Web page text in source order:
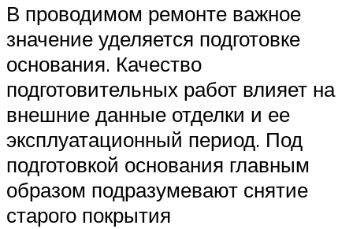
В проводимом ремонте важное
значение уделяется подготовке
основания. Качество
подготовительных работ влияет на
внешние данные отделки и ее
эксплуатационный период. Под
подготовкой основания главным
образом подразумевают снятие
старого покрытия